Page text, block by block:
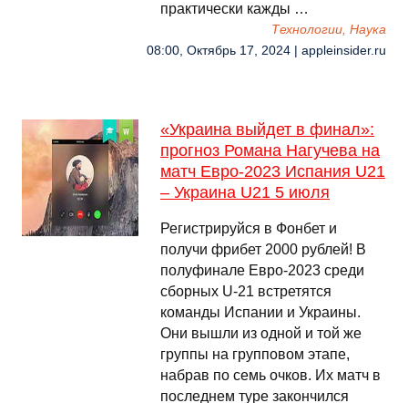
практически кажды …
Технологии, Наука
08:00, Октябрь 17, 2024 | appleinsider.ru
«Украина выйдет в финал»:
прогноз Романа Нагучева на
матч Евро-2023 Испания U21
– Украина U21 5 июля
Регистрируйся в Фонбет и
получи фрибет 2000 рублей! В
полуфинале Евро-2023 среди
сборных U-21 встретятся
команды Испании и Украины.
Они вышли из одной и той же
группы на групповом этапе,
набрав по семь очков. Их матч в
последнем туре закончился